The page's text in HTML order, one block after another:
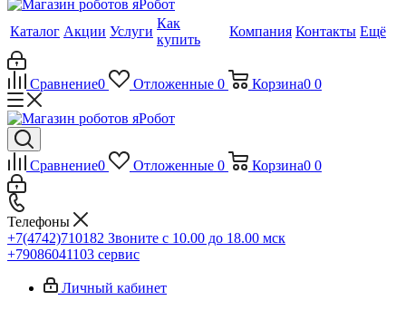
Каталог Акции Услуги
Как
купить
Компания Контакты Ещё
Сравнение0 Отложенные 0 Корзина0 0
Сравнение0 Отложенные 0 Корзина0 0
Телефоны
+7(4742)710182 Звоните с 10.00 до 18.00 мск
+79086041103 сервис
Личный кабинет